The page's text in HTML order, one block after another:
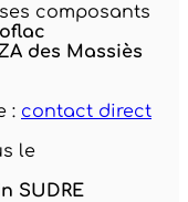
composants
des Massiès
: contact direct
le
SUDRE